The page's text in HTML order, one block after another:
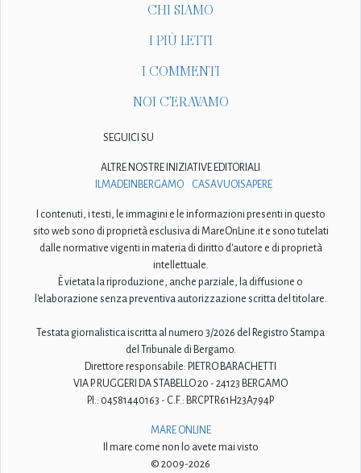
CHI SIAMO
I PIÙ LETTI
I COMMENTI
NOI C'ERAVAMO
SEGUICI SU
ALTRE NOSTRE INIZIATIVE EDITORIALI
ILMADEINBERGAMO
CASAVUOISAPERE
I contenuti, i testi, le immagini e le informazioni presenti in questo
sito web sono di proprietà esclusiva di MareOnLine.it e sono tutelati
dalle normative vigenti in materia di diritto d'autore e di proprietà
intellettuale.
È vietata la riproduzione, anche parziale, la diffusione o
l'elaborazione senza preventiva autorizzazione scritta del titolare.
Testata giornalistica iscritta al numero 3/2026 del Registro Stampa
del Tribunale di Bergamo.
Direttore responsabile: PIETRO BARACHETTI
VIA P. RUGGERI DA STABELLO 20 - 24123 BERGAMO
P.I.: 04581440163 - C.F.: BRCPTR61H23A794P
MARE ONLINE
Il mare come non lo avete mai visto
© 2009-2026